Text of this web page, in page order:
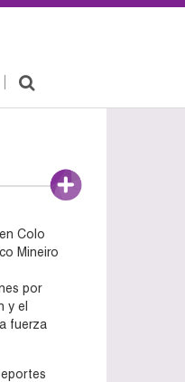
Colo
Mineiro
por
y el
fuerza